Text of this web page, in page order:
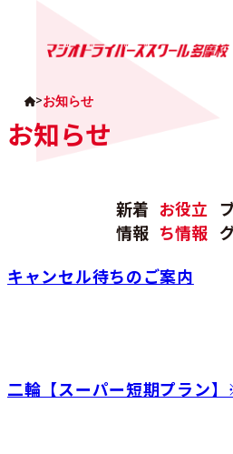
>お知らせ
お知らせ
新着
情報
お役立
ち情報
キャンセル待ちのご案内
二輪【スーパー短期プラン